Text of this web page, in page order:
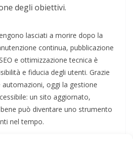
degli obiettivi.
lasciati a morire dopo la
continua, pubblicazione
e ottimizzazione tecnica è
e fiducia degli utenti. Grazie
oggi la gestione
un sito aggiornato,
può diventare uno strumento
nel tempo.